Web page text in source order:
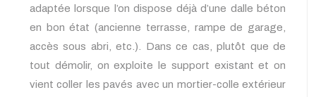
adaptée lorsque l’on dispose déjà d’une dalle béton
en bon état (ancienne terrasse, rampe de garage,
accès sous abri, etc.). Dans ce cas, plutôt que de
tout démolir, on exploite le support existant et on
vient coller les pavés avec un mortier-colle extérieur